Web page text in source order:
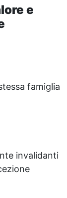
e
famiglia
invalidanti